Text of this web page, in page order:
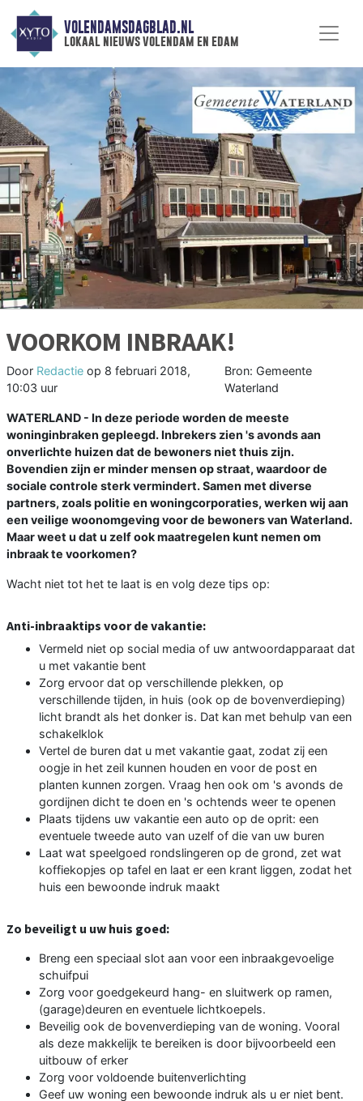
VOLENDAMSDAGBLAD.NL
lokaal nieuws volendam en edam
VOORKOM INBRAAK!
Door Redactie op 8 februari 2018,
10:03 uur
Bron: Gemeente
Waterland
WATERLAND - In deze periode worden de meeste
woninginbraken gepleegd. Inbrekers zien 's avonds aan
onverlichte huizen dat de bewoners niet thuis zijn.
Bovendien zijn er minder mensen op straat, waardoor de
sociale controle sterk vermindert. Samen met diverse
partners, zoals politie en woningcorporaties, werken wij aan
een veilige woonomgeving voor de bewoners van Waterland.
Maar weet u dat u zelf ook maatregelen kunt nemen om
inbraak te voorkomen?
Wacht niet tot het te laat is en volg deze tips op:
Anti-inbraaktips voor de vakantie:
Vermeld niet op social media of uw antwoordapparaat dat
u met vakantie bent
Zorg ervoor dat op verschillende plekken, op
verschillende tijden, in huis (ook op de bovenverdieping)
licht brandt als het donker is. Dat kan met behulp van een
schakelklok
Vertel de buren dat u met vakantie gaat, zodat zij een
oogje in het zeil kunnen houden en voor de post en
planten kunnen zorgen. Vraag hen ook om 's avonds de
gordijnen dicht te doen en 's ochtends weer te openen
Plaats tijdens uw vakantie een auto op de oprit: een
eventuele tweede auto van uzelf of die van uw buren
Laat wat speelgoed rondslingeren op de grond, zet wat
koffiekopjes op tafel en laat er een krant liggen, zodat het
huis een bewoonde indruk maakt
Zo beveiligt u uw huis goed:
Breng een speciaal slot aan voor een inbraakgevoelige
schuifpui
Zorg voor goedgekeurd hang- en sluitwerk op ramen,
(garage)deuren en eventuele lichtkoepels.
Beveilig ook de bovenverdieping van de woning. Vooral
als deze makkelijk te bereiken is door bijvoorbeeld een
uitbouw of erker
Zorg voor voldoende buitenverlichting
Geef uw woning een bewoonde indruk als u er niet bent.